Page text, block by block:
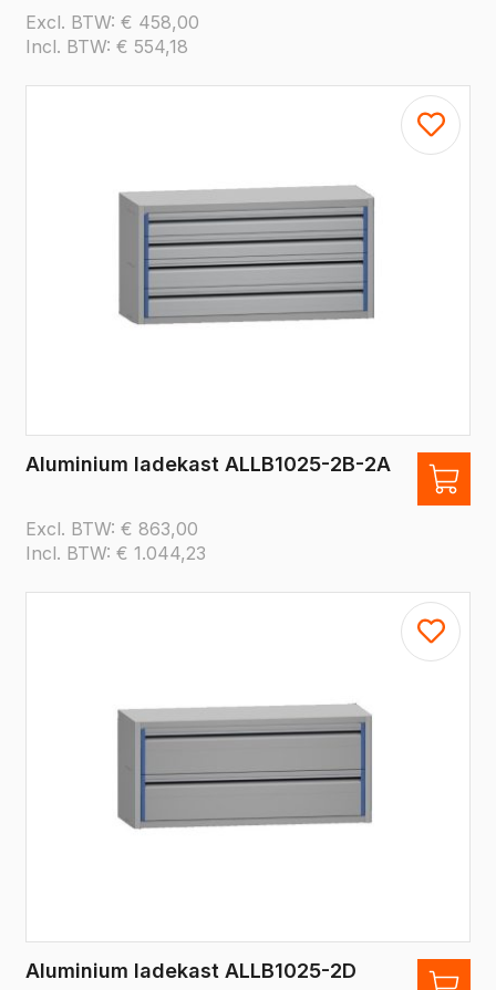
Excl. BTW: € 458,00
Incl. BTW: € 554,18
Aluminium ladekast ALLB1025-2B-2A
Excl. BTW: € 863,00
Incl. BTW: € 1.044,23
Aluminium ladekast ALLB1025-2D